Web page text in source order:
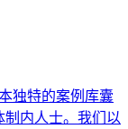
独特的案例库囊
制内人士。我们以